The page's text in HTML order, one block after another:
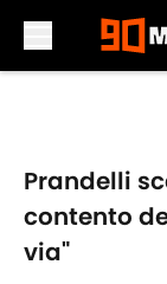
Prandelli
contento
via"